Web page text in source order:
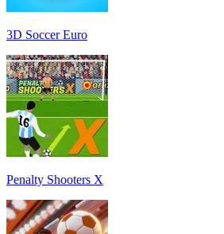
3D Soccer Euro
Penalty Shooters X